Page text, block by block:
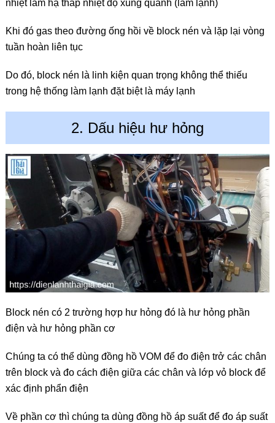
nhiệt làm hạ thấp nhiệt độ xung quanh (làm lạnh)
Khi đó gas theo đường ống hồi về block nén và lặp lại vòng
tuần hoàn liên tục
Do đó, block nén là linh kiện quan trọng không thể thiếu
trong hệ thống làm lạnh đặt biệt là máy lạnh
2. Dấu hiệu hư hỏng
Block nén có 2 trường hợp hư hỏng đó là hư hỏng phần
điện và hư hỏng phần cơ
Chúng ta có thể dùng đồng hồ VOM để đo điện trở các chân
trên block và đo cách điện giữa các chân và lớp vỏ block để
xác định phẩn điện
Về phần cơ thì chúng ta dùng đồng hồ áp suất để đo áp suất